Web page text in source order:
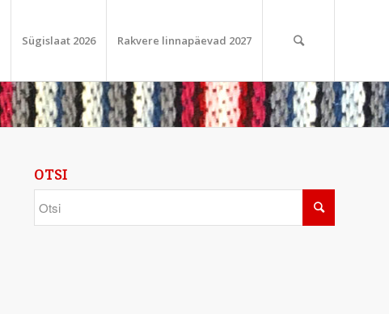
Sügislaat 2026 Rakvere linnapäevad 2027
OTSI